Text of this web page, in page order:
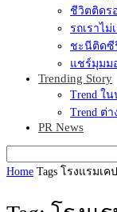
ชีวิตติดร
รถเราไม่
ชะนีติดซี
แชร์มุมม
Trending Story
Trend ใ
Trend ต่
PR News
Home Tags โรงแรมเ